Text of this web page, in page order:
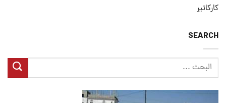
كاركاتير
SEARCH